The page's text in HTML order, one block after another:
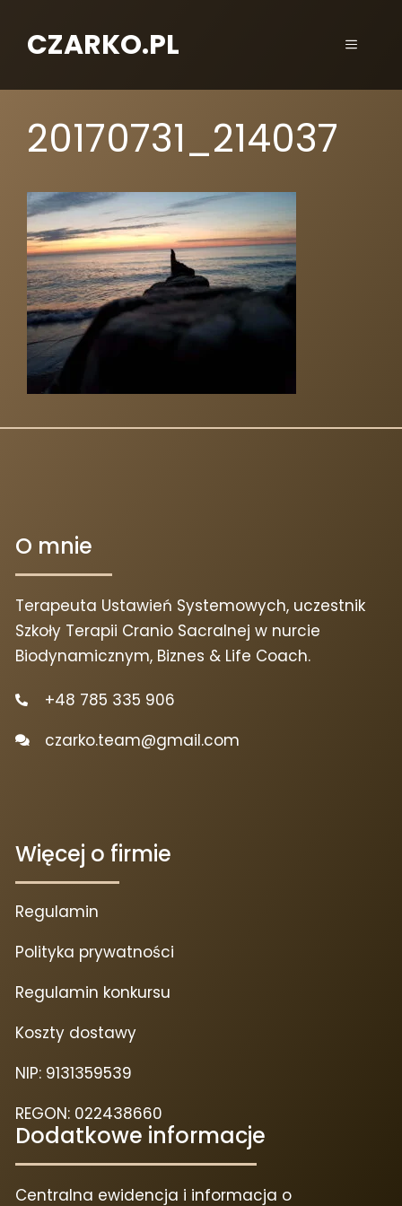
CZARKO.PL
20170731_214037
O mnie
Terapeuta Ustawień Systemowych, uczestnik
Szkoły Terapii Cranio Sacralnej w nurcie
Biodynamicznym, Biznes & Life Coach.
+48 785 335 906
czarko.team@gmail.com
Więcej o firmie
Regulamin
Polityka prywatności
Regulamin konkursu
Koszty dostawy
NIP: 9131359539
REGON: 022438660
Dodatkowe informacje
Centralna ewidencja i informacja o